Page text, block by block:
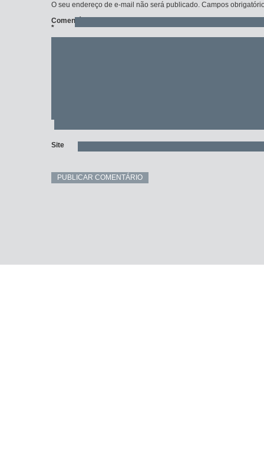
O seu endereço de e-mail não será publicado. Campos
Comentário
*
Site